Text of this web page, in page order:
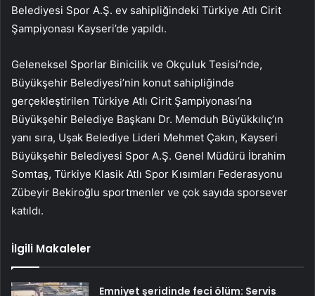
Belediyesi Spor A.Ş. ev sahipliğindeki Türkiye Atlı Cirit
Şampiyonası Kayseri’de yapıldı.
Geleneksel Sporlar Binicilik ve Okçuluk Tesisi’nde,
Büyükşehir Belediyesi’nin konut sahipliğinde
gerçekleştirilen Türkiye Atlı Cirit Şampiyonası’na
Büyükşehir Belediye Başkanı Dr. Memduh Büyükkılıç’ın
yanı sıra, Uşak Belediye Lideri Mehmet Çakın, Kayseri
Büyükşehir Belediyesi Spor A.Ş. Genel Müdürü İbrahim
Somtaş, Türkiye Klasik Atlı Spor Kısımları Federasyonu
Zübeyir Bekiroğlu sportmenler ve çok sayıda sporsever
katıldı.
İlgili Makaleler
Emniyet şeridinde feci ölüm: Servis